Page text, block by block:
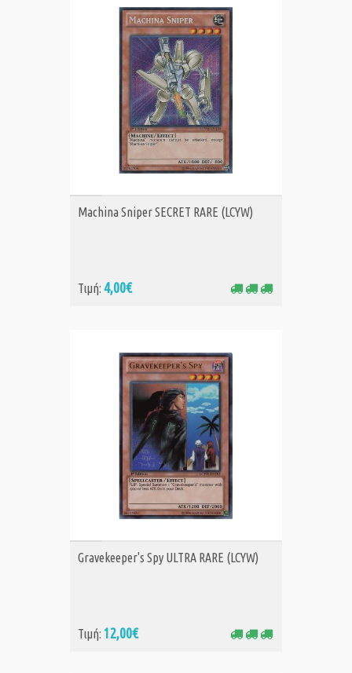
ΑΓΟΡΑ
Machina Sniper SECRET RARE (LCYW)
Τιμή: 4,00€
ΑΓΟΡΑ
Gravekeeper's Spy ULTRA RARE (LCYW)
Τιμή: 12,00€